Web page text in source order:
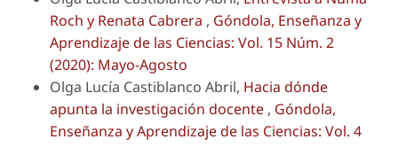
Roch y Renata Cabrera , Góndola, Enseñanza y
Aprendizaje de las Ciencias: Vol. 15 Núm. 2
(2020): Mayo-Agosto
Olga Lucía Castiblanco Abril, Hacia dónde
apunta la investigación docente , Góndola,
Enseñanza y Aprendizaje de las Ciencias: Vol. 4